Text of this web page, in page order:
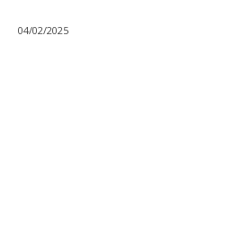
04/02/2025